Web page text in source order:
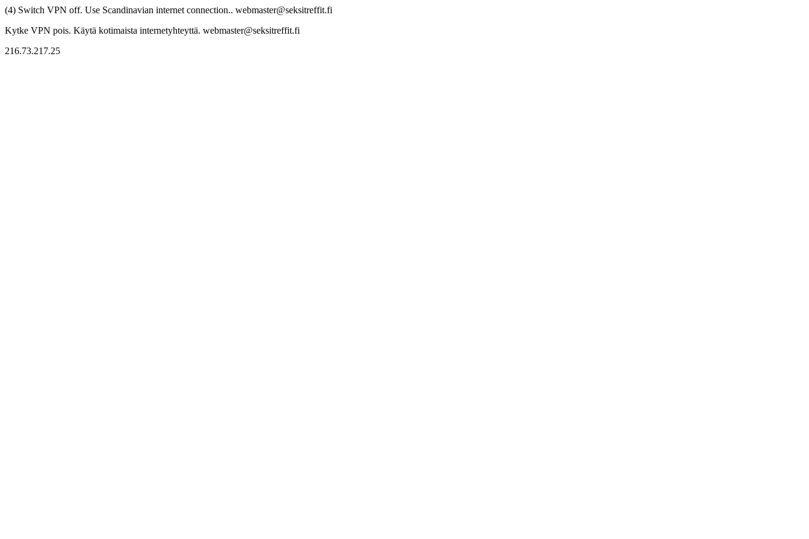
(4) Switch VPN off. Use Scandinavian internet connection.. webmaster@seksitreffit.fi
Kytke VPN pois. Käytä kotimaista internetyhteyttä. webmaster@seksitreffit.fi
216.73.217.25